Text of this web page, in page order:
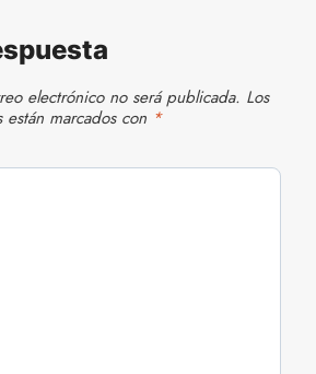
electrónico no será publicada. Los
marcados con *